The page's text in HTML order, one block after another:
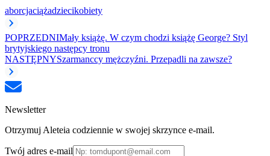
aborcjaciążadziecikobiety
POPRZEDNIMały książę. W czym chodzi książę George? Styl
brytyjskiego następcy tronu
NASTĘPNYSzarmanccy mężczyźni. Przepadli na zawsze?
Newsletter
Otrzymuj Aleteia codziennie w swojej skrzynce e-mail.
Twój adres e-mail